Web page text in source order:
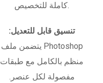
كاملة للتخصيص.
تنسيق قابل للتعديل:
يتضمن ملف Photoshop
منظم بالكامل مع طبقات
مفصولة لكل عنصر.